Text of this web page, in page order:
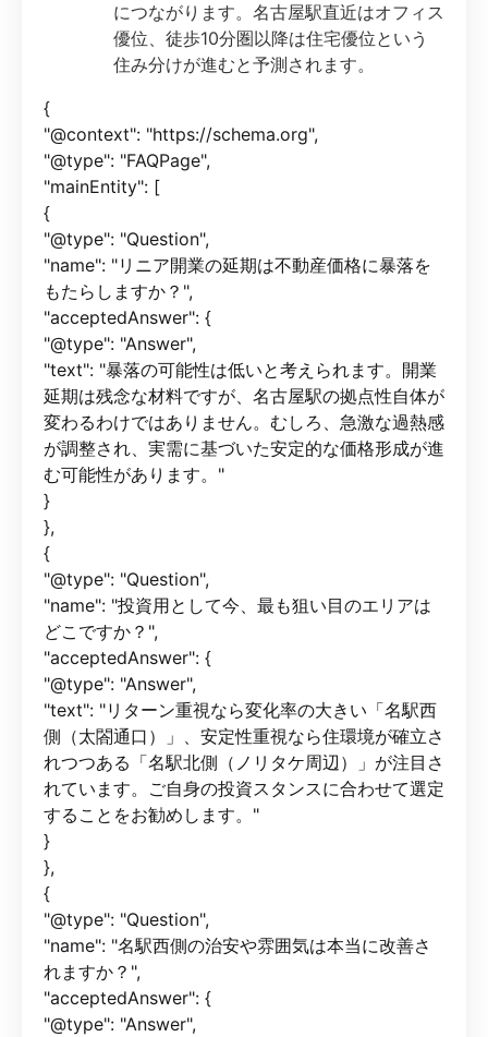
につながります。名古屋駅直近はオフィス
優位、徒歩10分圏以降は住宅優位という
住み分けが進むと予測されます。
{
"@context": "https://schema.org",
"@type": "FAQPage",
"mainEntity": [
{
"@type": "Question",
"name": "リニア開業の延期は不動産価格に暴落を
もたらしますか？",
"acceptedAnswer": {
"@type": "Answer",
"text": "暴落の可能性は低いと考えられます。開業
延期は残念な材料ですが、名古屋駅の拠点性自体が
変わるわけではありません。むしろ、急激な過熱感
が調整され、実需に基づいた安定的な価格形成が進
む可能性があります。"
}
},
{
"@type": "Question",
"name": "投資用として今、最も狙い目のエリアは
どこですか？",
"acceptedAnswer": {
"@type": "Answer",
"text": "リターン重視なら変化率の大きい「名駅西
側（太閤通口）」、安定性重視なら住環境が確立さ
れつつある「名駅北側（ノリタケ周辺）」が注目さ
れています。ご自身の投資スタンスに合わせて選定
することをお勧めします。"
}
},
{
"@type": "Question",
"name": "名駅西側の治安や雰囲気は本当に改善さ
れますか？",
"acceptedAnswer": {
"@type": "Answer",